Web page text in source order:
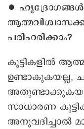
∙ ഹൃദ്രോഗങ്ങൾ
പരിഹരിക്കാം?
കുട്ടികളിൽ
ഉണ്ടാകുകയല്ല,
സാധാരണ
അനുവദിച്ചാൽ